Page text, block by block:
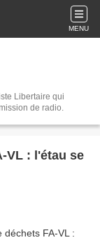
MENU
Libertaire qui
de radio.
VL : l'étau se